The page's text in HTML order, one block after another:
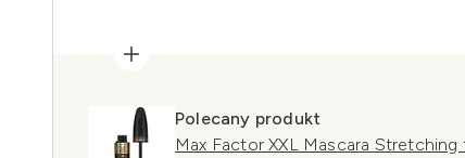
Polecany produkt
Max Factor XXL Mascara